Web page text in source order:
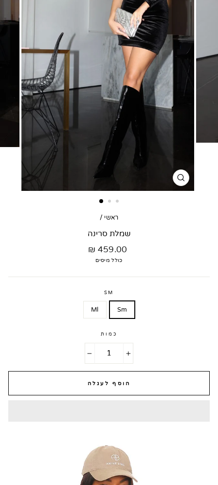
סגור
דגם
ראשי /
שמלת סרינה
מחיר
רגיל
459.00 ₪
כולל מיסים
SM
Sm
Ml
כמות
+
הוסף לעגלה